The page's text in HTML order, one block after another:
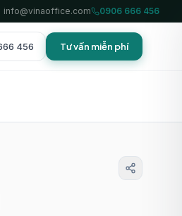
info@vinaoffice.com 0906 666 456
456 Tư vấn miễn phí